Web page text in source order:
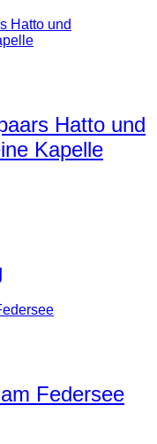
Hatto und
Kapelle
Federsee